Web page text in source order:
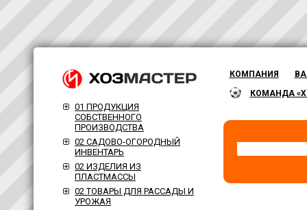
01 ПРОДУКЦИЯ
СОБСТВЕННОГО
ПРОИЗВОДСТВА
02 САДОВО-ОГОРОДНЫЙ
ИНВЕНТАРЬ
02 ИЗДЕЛИЯ ИЗ
ПЛАСТМАССЫ
02 ТОВАРЫ ДЛЯ РАССАДЫ И
УРОЖАЯ
КОМПАНИЯ
КОМАНДА